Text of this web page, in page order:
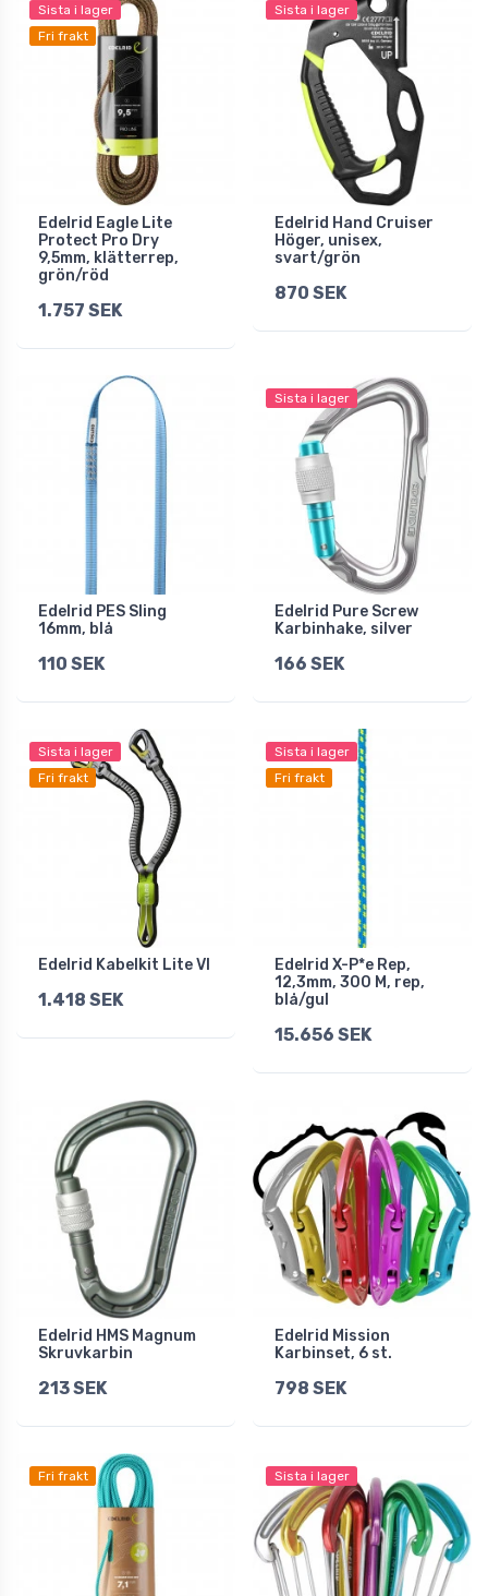
Sista i lager
Fri frakt
Edelrid Eagle Lite
Protect Pro Dry
9,5mm, klätterrep,
grön/röd
1.757 SEK
Sista i lager
Edelrid Hand Cruiser
Höger, unisex,
svart/grön
870 SEK
Edelrid PES Sling
16mm, blå
110 SEK
Sista i lager
Edelrid Pure Screw
Karbinhake, silver
166 SEK
Sista i lager
Fri frakt
Edelrid Kabelkit Lite VI
1.418 SEK
Sista i lager
Fri frakt
Edelrid X-P*e Rep,
12,3mm, 300 M, rep,
blå/gul
15.656 SEK
Edelrid HMS Magnum
Skruvkarbin
213 SEK
Edelrid Mission
Karbinset, 6 st.
798 SEK
Fri frakt Sista i lager